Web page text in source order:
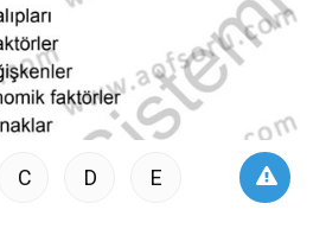
C D E